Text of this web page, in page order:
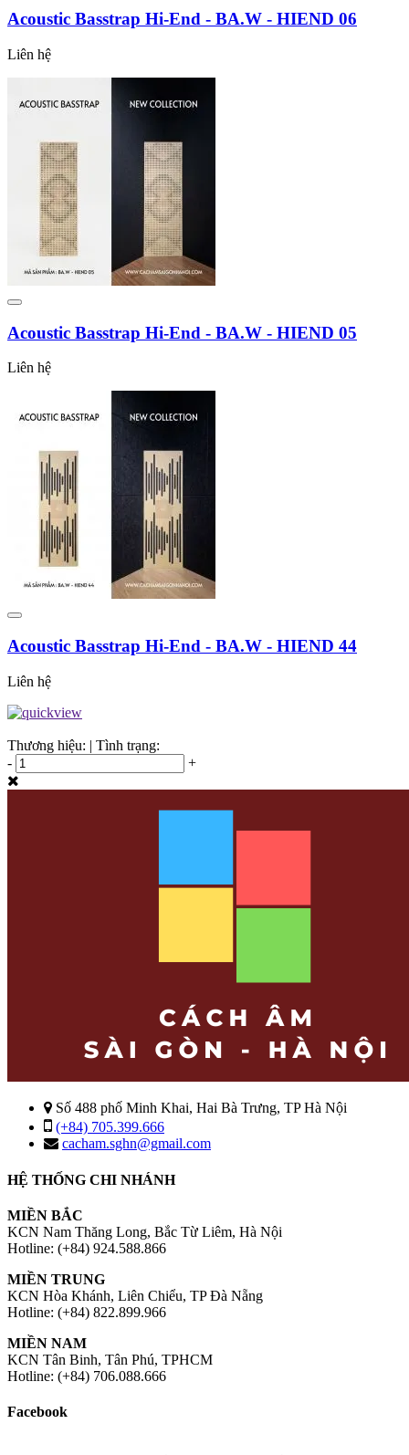
Acoustic Basstrap Hi-End - BA.W - HIEND 06
Liên hệ
Acoustic Basstrap Hi-End - BA.W - HIEND 05
Liên hệ
Acoustic Basstrap Hi-End - BA.W - HIEND 44
Liên hệ
Thương hiệu: | Tình trạng:
-
+
Số 488 phố Minh Khai, Hai Bà Trưng, TP Hà Nội
(+84) 705.399.666
cacham.sghn@gmail.com
HỆ THỐNG CHI NHÁNH
MIỀN BẮC
KCN Nam Thăng Long, Bắc Từ Liêm, Hà Nội
Hotline: (+84) 924.588.866
MIỀN TRUNG
KCN Hòa Khánh, Liên Chiểu, TP Đà Nẵng
Hotline: (+84) 822.899.966
MIỀN NAM
KCN Tân Binh, Tân Phú, TPHCM
Hotline: (+84) 706.088.666
Facebook